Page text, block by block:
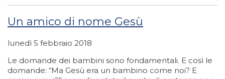
Un amico di nome Gesù
lunedì 5 febbraio 2018
Le domande dei bambini sono fondamentali. E così le
domande: “Ma Gesù era un bambino come noi? E